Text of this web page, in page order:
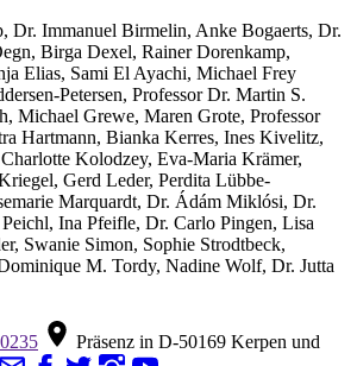
Dr. Immanuel Birmelin, Anke Bogaerts, Dr.
Birga Dexel, Rainer Dorenkamp,
Elias, Sami El Ayachi, Michael Frey
Petersen, Professor Dr. Martin S.
Michael Grewe, Maren Grote, Professor
Hartmann, Bianka Kerres, Ines Kivelitz,
Kolodzey, Eva-Maria Krämer,
Gerd Leder, Perdita Lübbe-
Marquardt, Dr. Ádám Miklósi, Dr.
Ina Pfeifle, Dr. Carlo Pingen, Lisa
Swanie Simon, Sophie Strodtbeck,
M. Tordy, Nadine Wolf, Dr. Jutta
Präsenz in D-50169 Kerpen und